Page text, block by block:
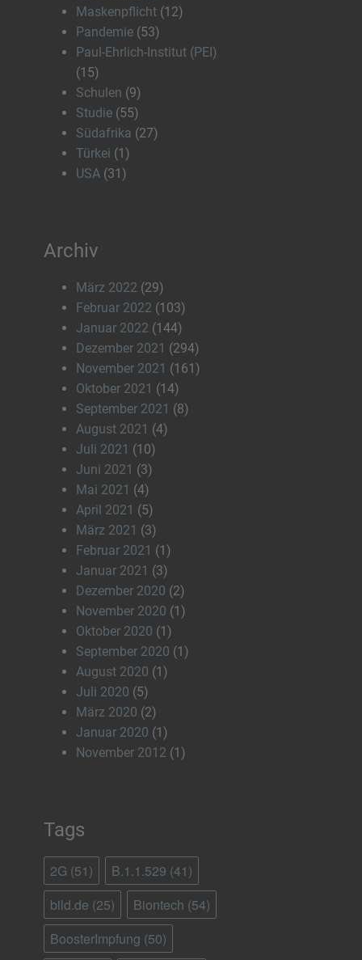
Maskenpflicht (12)
Pandemie (53)
Paul-Ehrlich-Institut (PEI)
(15)
Schulen (9)
Studie (55)
Südafrika (27)
Türkei (1)
USA (31)
Archiv
März 2022 (29)
Februar 2022 (103)
Januar 2022 (144)
Dezember 2021 (294)
November 2021 (161)
Oktober 2021 (14)
September 2021 (8)
August 2021 (4)
Juli 2021 (10)
Juni 2021 (3)
Mai 2021 (4)
April 2021 (5)
März 2021 (3)
Februar 2021 (1)
Januar 2021 (3)
Dezember 2020 (2)
November 2020 (1)
Oktober 2020 (1)
September 2020 (1)
August 2020 (1)
Juli 2020 (5)
März 2020 (2)
Januar 2020 (1)
November 2012 (1)
Tags
2G (51) B.1.1.529 (41)
bild.de (25) Biontech (54)
BoosterImpfung (50)